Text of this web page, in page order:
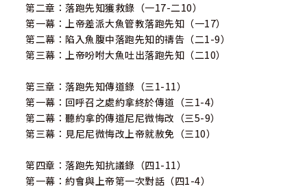
第二章：落跑先知獲救錄（一17-二10）
第一幕：上帝差派大魚管教落跑先知（一17）
第二幕：陷入魚腹中落跑先知的禱告（二1-9）
第三幕：上帝吩咐大魚吐出落跑先知（二10）
第三章：落跑先知傳道錄（三1-11）
第一幕：回呼召之處約拿終於傳道（三1-4）
第二幕：聽約拿的傳道尼尼微悔改（三5-9）
第三幕：見尼尼微悔改上帝就赦免（三10）
第四章：落跑先知抗議錄（四1-11）
第一幕：約會與上帝第一次對話（四1-4）